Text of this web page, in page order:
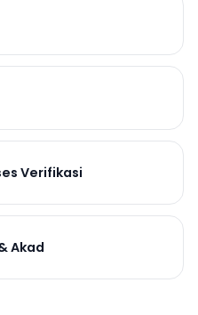
Verifikasi
Akad